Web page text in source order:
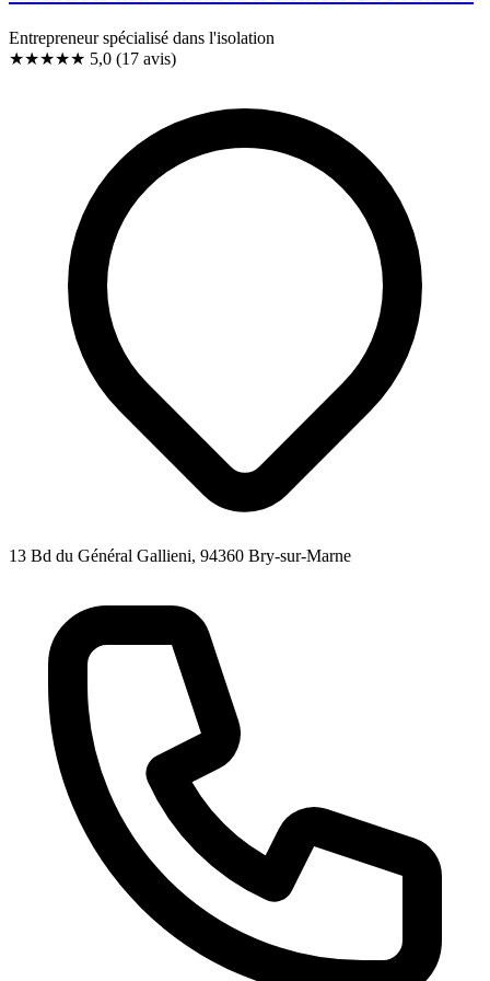
Entrepreneur spécialisé dans l'isolation
★★★★★ 5,0 (17 avis)
13 Bd du Général Gallieni, 94360 Bry-sur-Marne